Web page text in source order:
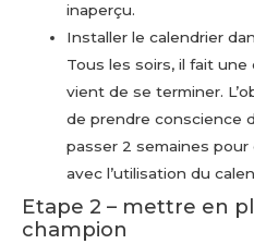
inaperçu.
Installer le calendrier
Tous les soirs, il fait
vient de se terminer.
de prendre conscience
passer 2 semaines pour
avec l’utilisation du
Etape 2 – mettre en
champion